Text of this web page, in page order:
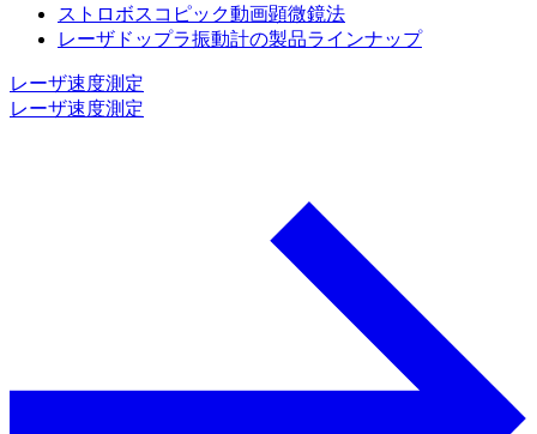
ストロボスコピック動画顕微鏡法
レーザドップラ振動計の製品ラインナップ
レーザ速度測定
レーザ速度測定